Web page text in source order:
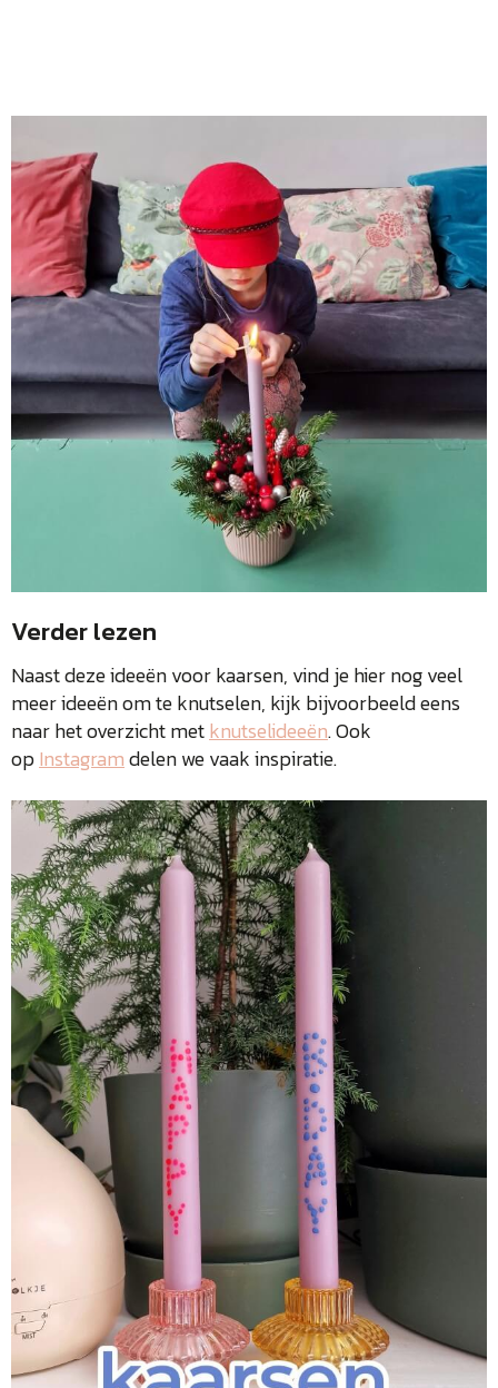
Verder lezen
Naast deze ideeën voor kaarsen, vind je hier nog veel
meer ideeën om te knutselen, kijk bijvoorbeeld eens
naar het overzicht metknutselideeën. Ook
opInstagramdelen we vaak inspiratie.